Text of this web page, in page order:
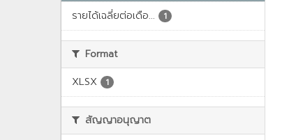
รายได้เฉลี่ยต่อเดือ... 1
Format
XLSX
1
สัญญาอนุญาต